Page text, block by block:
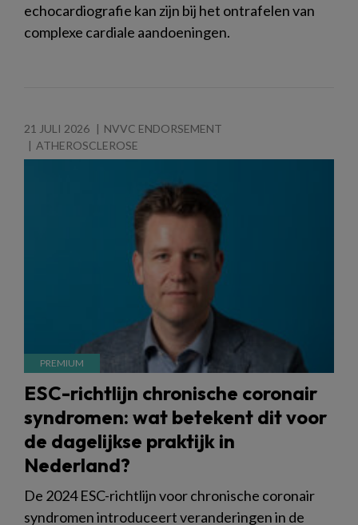
echocardiografie kan zijn bij het ontrafelen van
complexe cardiale aandoeningen.
21 JULI 2026
NVVC ENDORSEMENT
ATHEROSCLEROSE
ESC-richtlijn chronische coronair
syndromen: wat betekent dit voor
de dagelijkse praktijk in
Nederland?
De 2024 ESC-richtlijn voor chronische coronair
syndromen introduceert veranderingen in de